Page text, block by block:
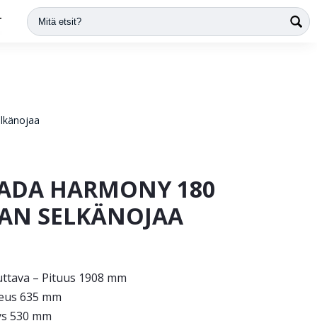
HARMONY 180
SELKÄNOJAA
– Pituus 1908 mm
635 mm
530 mm